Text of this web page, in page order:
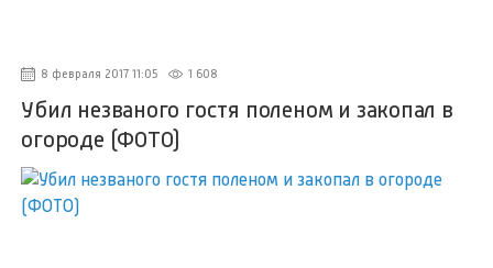
8 февраля 2017 11:05 1 608
Убил незваного гостя поленом и закопал в
огороде (ФОТО)